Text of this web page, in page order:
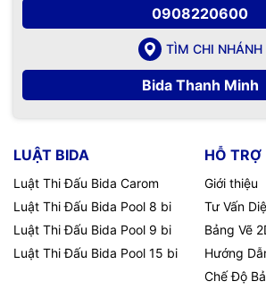
0908220600
TÌM CHI NHÁNH
Bida Thanh Minh
LUẬT BIDA
Luật Thi Đấu Bida Carom
Luật Thi Đấu Bida Pool 8 bi
Luật Thi Đấu Bida Pool 9 bi
Luật Thi Đấu Bida Pool 15 bi
HỖ TRỢ
Giới thiệu
Tư Vấn
Bảng Vẽ
Hướng
Chế Độ